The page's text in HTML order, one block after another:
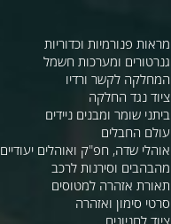
מראות פנורמיות וכדוריות
גנרטורים ומערכות חשמל
המחלקה לקשר ורדיו
ציוד נגד החלקה
ביתני שומר ומבנים ניידים
עולם החבלים
אוהלי שדה, חפ"ק ואוהלים יעודיים
מהבהבים וסירנות לרכב
תאורת אזהרה למטוסים
סרטי סימון ואזהרה
ציוד לחניונים